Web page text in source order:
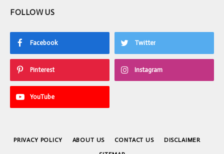
FOLLOW US
Facebook Twitter
Pinterest Instagram
YouTube
PRIVACY POLICY ABOUT US CONTACT US DISCLAIMER